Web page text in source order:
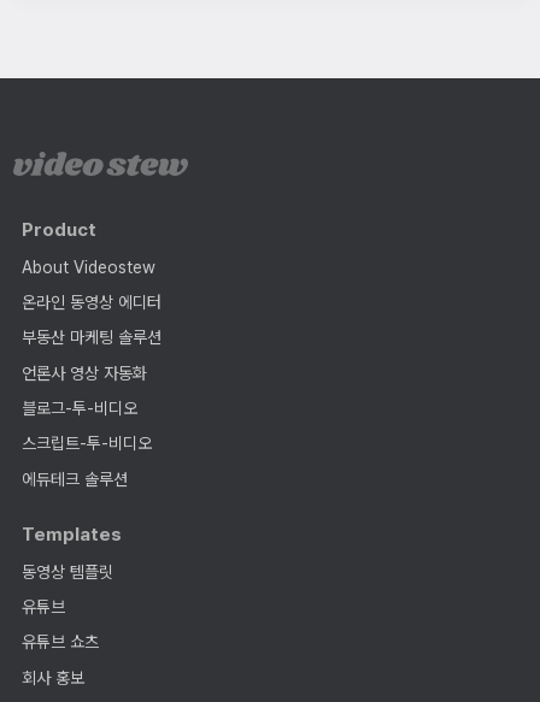
Product
About Videostew
온라인 동영상 에디터
부동산 마케팅 솔루션
언론사 영상 자동화
블로그-투-비디오
스크립트-투-비디오
에듀테크 솔루션
Templates
동영상 템플릿
유튜브
유튜브 쇼츠
회사 홍보